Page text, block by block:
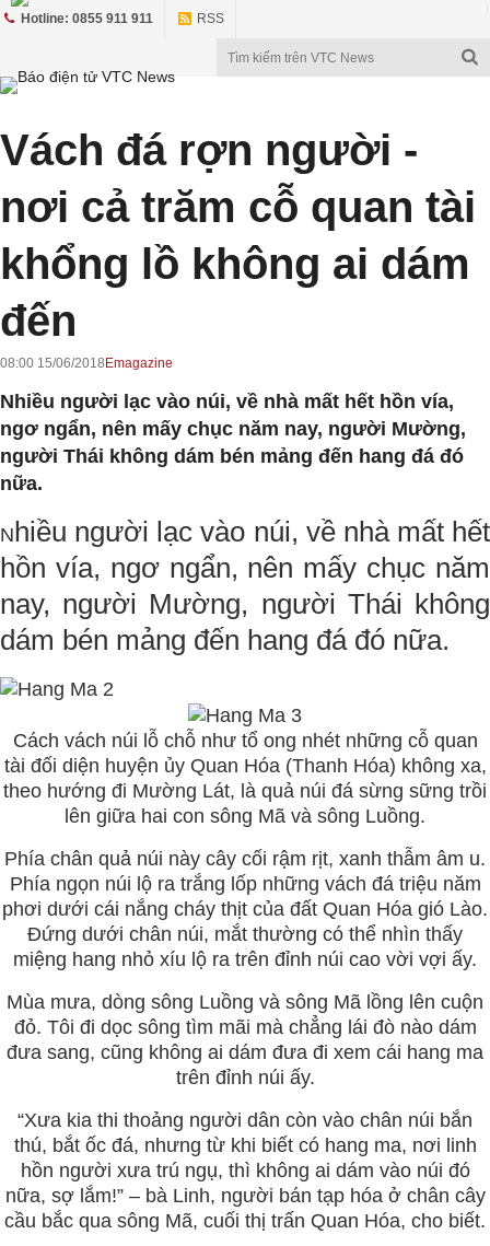
Hotline: 0855 911 911 RSS
Vách đá rợn người -
nơi cả trăm cỗ quan tài
khổng lồ không ai dám
đến
08:00 15/06/2018 Emagazine
Nhiều người lạc vào núi, về nhà mất hết hồn vía,
ngơ ngẩn, nên mấy chục năm nay, người Mường,
người Thái không dám bén mảng đến hang đá đó
nữa.
Nhiều người lạc vào núi, về nhà mất hết
hồn vía, ngơ ngẩn, nên mấy chục năm
nay, người Mường, người Thái không
dám bén mảng đến hang đá đó nữa.
Cách vách núi lỗ chỗ như tổ ong nhét những cỗ quan
tài đối diện huyện ủy Quan Hóa (Thanh Hóa) không xa,
theo hướng đi Mường Lát, là quả núi đá sừng sững trồi
lên giữa hai con sông Mã và sông Luồng.
Phía chân quả núi này cây cối rậm rịt, xanh thẫm âm u.
Phía ngọn núi lộ ra trắng lốp những vách đá triệu năm
phơi dưới cái nắng cháy thịt của đất Quan Hóa gió Lào.
Đứng dưới chân núi, mắt thường có thể nhìn thấy
miệng hang nhỏ xíu lộ ra trên đỉnh núi cao vời vợi ấy.
Mùa mưa, dòng sông Luồng và sông Mã lồng lên cuộn
đỏ. Tôi đi dọc sông tìm mãi mà chẳng lái đò nào dám
đưa sang, cũng không ai dám đưa đi xem cái hang ma
trên đỉnh núi ấy.
“Xưa kia thi thoảng người dân còn vào chân núi bắn
thú, bắt ốc đá, nhưng từ khi biết có hang ma, nơi linh
hồn người xưa trú ngụ, thì không ai dám vào núi đó
nữa, sợ lắm!” – bà Linh, người bán tạp hóa ở chân cây
cầu bắc qua sông Mã, cuối thị trấn Quan Hóa, cho biết.